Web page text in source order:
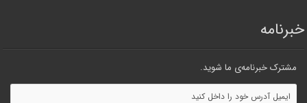
خبرنامه
مشترک خبرنامه‌ی ما شوید.